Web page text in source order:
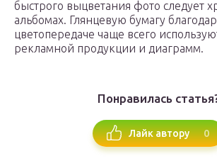
быстрого выцветания фото следует
альбомах. Глянцевую бумагу
цветопередаче чаще всего
рекламной продукции и диаграмм.
Понравилась
Лайк автору 0